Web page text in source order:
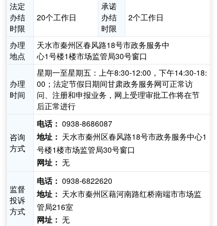
法定
办结
时限
20个工作日
承诺
办结
时限
2个工作日
办理
地点
天水市秦州区春风路18号市政务服务中
心1号楼1楼市场监管局30号窗口
办理
时间
星期一至星期五：上午8:30-12:00，下午14:30-18:
00；法定节假日期间甘肃政务服务网可正常访
问、注册和申报业务，网上受理审批工作将在节
后正常进行
咨询
方式
电话： 0938-8686087
地址： 天水市秦州区春风路18号市政务服务中心1
号楼1楼市场监管局30号窗口
网址： 无
监督
投诉
方式
电话： 0938-6822620
地址： 天水市秦州区藉河南路红桥南端市市场监
管局216室
网址： 无